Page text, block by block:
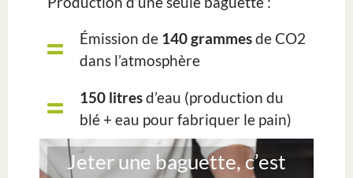
Émission de 140 grammesde CO2
dans l’atmosphère
150 litresd’eau (production du
blé + eau pour fabriquer le pain)
Jeter une baguette, c’est